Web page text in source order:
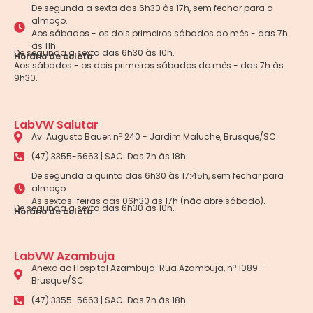
De segunda a sexta das 6h30 às 17h, sem fechar para o
almoço.
Aos sábados - os dois primeiros sábados do mês - das 7h
às 11h.
Horário de coleta
De segunda a sexta das 6h30 às 10h.
Aos sábados - os dois primeiros sábados do mês - das 7h às
9h30.
LabVW Salutar
Av. Augusto Bauer, nº 240 - Jardim Maluche, Brusque/SC
(47) 3355-5663 | SAC: Das 7h às 18h
De segunda a quinta das 6h30 às 17:45h, sem fechar para
almoço.
As sextas-feiras das 06h30 às 17h (não abre sábado).
Horário de coleta
De segunda a sexta das 6h30 às 10h.
LabVW Azambuja
Anexo ao Hospital Azambuja. Rua Azambuja, nº 1089 -
Brusque/SC
(47) 3355-5663 | SAC: Das 7h às 18h